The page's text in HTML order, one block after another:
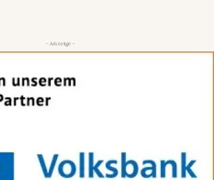
- Anzeige -